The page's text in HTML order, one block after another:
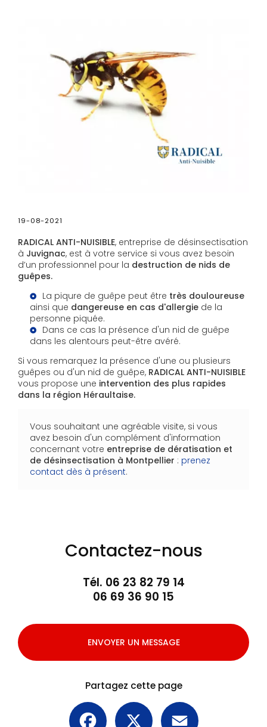
19-08-2021
RADICAL ANTI-NUISIBLE, entreprise de désinsectisation
à Juvignac, est à votre service si vous avez besoin
d’un professionnel pour la destruction de nids de
guêpes.
La piqure de guêpe peut être très douloureuse
ainsi que dangereuse en cas d'allergie de la
personne piquée.
Dans ce cas la présence d'un nid de guêpe
dans les alentours peut-être avéré.
Si vous remarquez la présence d'une ou plusieurs
guêpes ou d'un nid de guêpe, RADICAL ANTI-NUISIBLE
vous propose une intervention des plus rapides
dans la région Héraultaise.
Vous souhaitant une agréable visite, si vous
avez besoin d'un complément d'information
concernant votre entreprise de dératisation et
de désinsectisation à Montpellier : prenez
contact dès à présent.
Contactez-nous
Tél. 06 23 82 79 14
06 69 36 90 15
ENVOYER UN MESSAGE
Partagez cette page
Facebook